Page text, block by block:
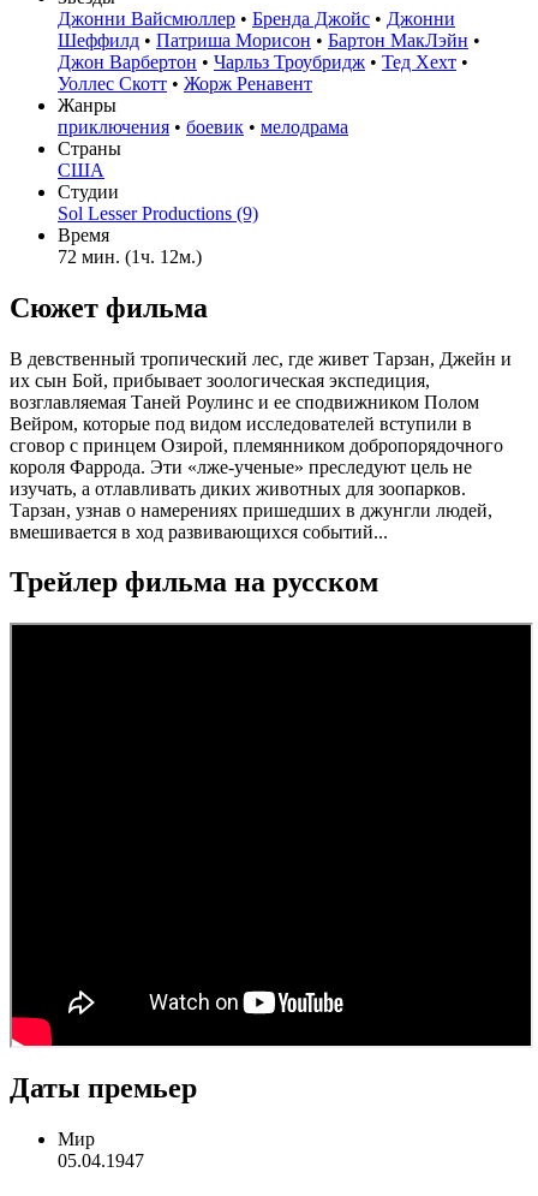
Джонни Вайсмюллер • Бренда Джойс • Джонни
Шеффилд • Патриша Морисон • Бартон МакЛэйн •
Джон Варбертон • Чарльз Троубридж • Тед Хехт •
Уоллес Скотт • Жорж Ренавент
Жанры
приключения • боевик • мелодрама
Страны
США
Студии
Sol Lesser Productions (9)
Время
72 мин. (1ч. 12м.)
Сюжет фильма
В девственный тропический лес, где живет Тарзан, Джейн и
их сын Бой, прибывает зоологическая экспедиция,
возглавляемая Таней Роулинс и ее сподвижником Полом
Вейром, которые под видом исследователей вступили в
сговор с принцем Озирой, племянником добропорядочного
короля Фаррода. Эти «лже-ученые» преследуют цель не
изучать, а отлавливать диких животных для зоопарков.
Тарзан, узнав о намерениях пришедших в джунгли людей,
вмешивается в ход развивающихся событий...
Трейлер фильма на русском
Даты премьер
Мир
05.04.1947